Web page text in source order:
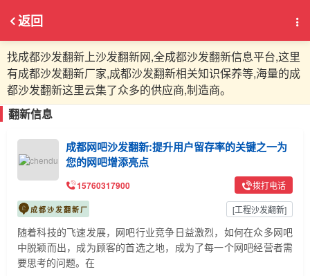
返回
找成都沙发翻新上沙发翻新网,全成都沙发翻新信息平台,这里
有成都沙发翻新厂家,成都沙发翻新相关知识保养等,海量的成
都沙发翻新这里云集了众多的供应商,制造商。
翻新信息
成都网吧沙发翻新:提升用户留存率的关键之一为
您的网吧增添亮点
15760317900 拨打电话
成都沙发翻新厂 [工程沙发翻新]
随着科技的飞速发展，网吧行业竞争日益激烈，如何在众多网吧
中脱颖而出，成为顾客的首选之地，成为了每一个网吧经营者需
要思考的问题。在